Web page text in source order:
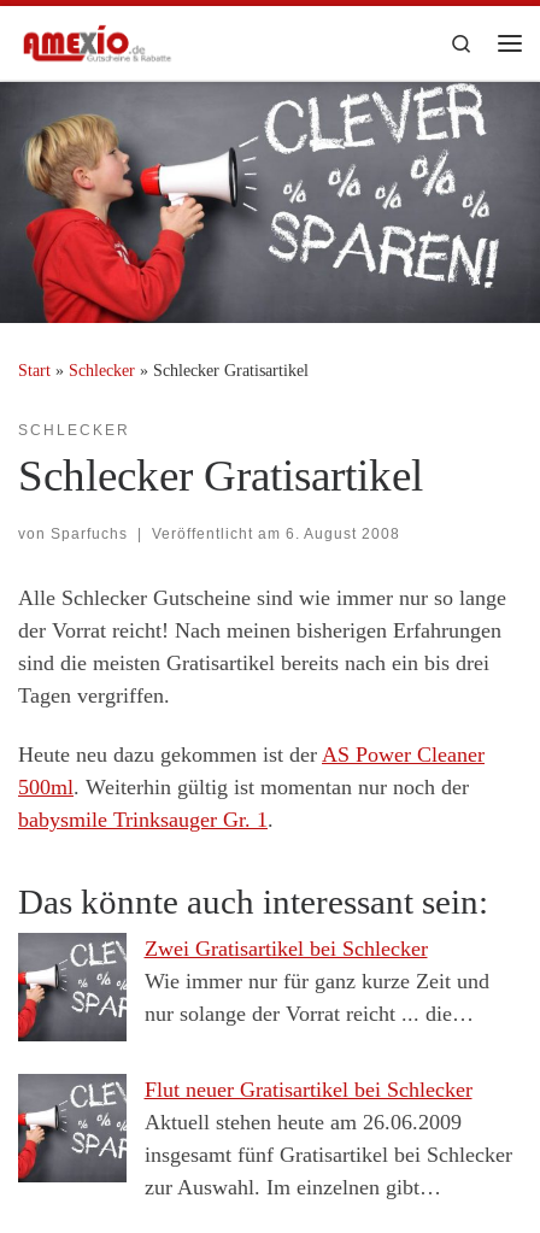
Zum Inhalt springen
Search
Start » Schlecker » Schlecker Gratisartikel
SCHLECKER
Schlecker Gratisartikel
von Sparfuchs | Veröffentlicht am 6. August 2008
Alle Schlecker Gutscheine sind wie immer nur so lange
der Vorrat reicht! Nach meinen bisherigen Erfahrungen
sind die meisten Gratisartikel bereits nach ein bis drei
Tagen vergriffen.
Heute neu dazu gekommen ist der AS Power Cleaner
500ml. Weiterhin gültig ist momentan nur noch der
babysmile Trinksauger Gr. 1.
Das könnte auch interessant sein:
Zwei Gratisartikel bei Schlecker
Wie immer nur für ganz kurze Zeit und
nur solange der Vorrat reicht ... die…
Flut neuer Gratisartikel bei Schlecker
Aktuell stehen heute am 26.06.2009
insgesamt fünf Gratisartikel bei Schlecker
zur Auswahl. Im einzelnen gibt…